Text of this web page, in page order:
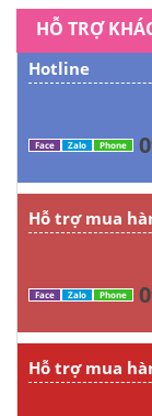
HỖ TRỢ
Hotline
Face Zalo Phone
Hỗ trợ mua
Face Zalo Phone
Hỗ trợ mua